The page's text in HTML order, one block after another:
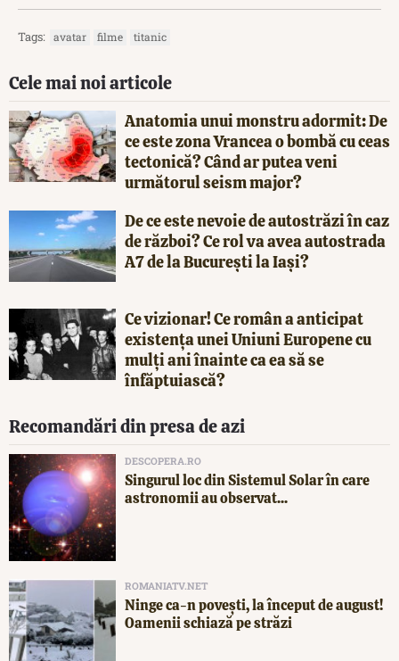
Tags: avatar filme titanic
Cele mai noi articole
Anatomia unui monstru adormit: De
ce este zona Vrancea o bombă cu ceas
tectonică? Când ar putea veni
următorul seism major?
De ce este nevoie de autostrăzi în caz
de război? Ce rol va avea autostrada
A7 de la București la Iași?
Ce vizionar! Ce român a anticipat
existența unei Uniuni Europene cu
mulți ani înainte ca ea să se
înfăptuiască?
Recomandări din presa de azi
DESCOPERA.RO
Singurul loc din Sistemul Solar în care
astronomii au observat...
ROMANIATV.NET
Ninge ca-n povești, la început de august!
Oamenii schiază pe străzi